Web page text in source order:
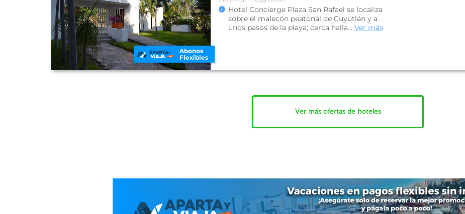
Abonos
Flexibles
Hotel Concierge Plaza San Rafael se localiza
sobre el malecón peatonal de Cuyutlán y a
unos pasos de la playa; cerca halla... Ver más
Ver más ofertas de hoteles